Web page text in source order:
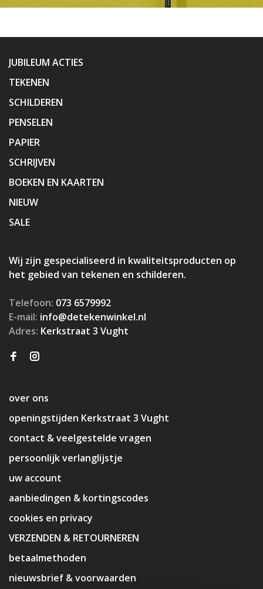
JUBILEUM ACTIES
TEKENEN
SCHILDEREN
PENSELEN
PAPIER
SCHRIJVEN
BOEKEN EN KAARTEN
NIEUW
SALE
Wij zijn gespecialiseerd in kwaliteitsproducten op
het gebied van tekenen en schilderen.
Telefoon: 073 6579992
E-mail: info@detekenwinkel.nl
Adres: Kerkstraat 3 Vught
over ons
openingstijden Kerkstraat 3 Vught
contact & veelgestelde vragen
persoonlijk verlanglijstje
uw account
aanbiedingen & kortingscodes
cookies en privacy
VERZENDEN & RETOURNEREN
betaalmethoden
nieuwsbrief & voorwaarden